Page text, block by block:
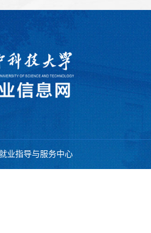
业指导与服务中心